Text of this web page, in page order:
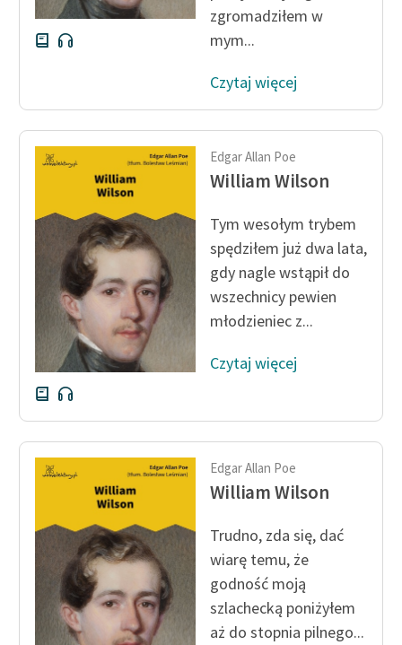
zgromadziłem w
mym...
Czytaj więcej
Edgar Allan Poe
William Wilson
Tym wesołym trybem
spędziłem już dwa lata,
gdy nagle wstąpił do
wszechnicy pewien
młodzieniec z...
Czytaj więcej
Edgar Allan Poe
William Wilson
Trudno, zda się, dać
wiarę temu, że
godność moją
szlachecką poniżyłem
aż do stopnia pilnego...